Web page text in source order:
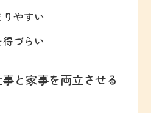
やすい
づらい
と家事を両立させる